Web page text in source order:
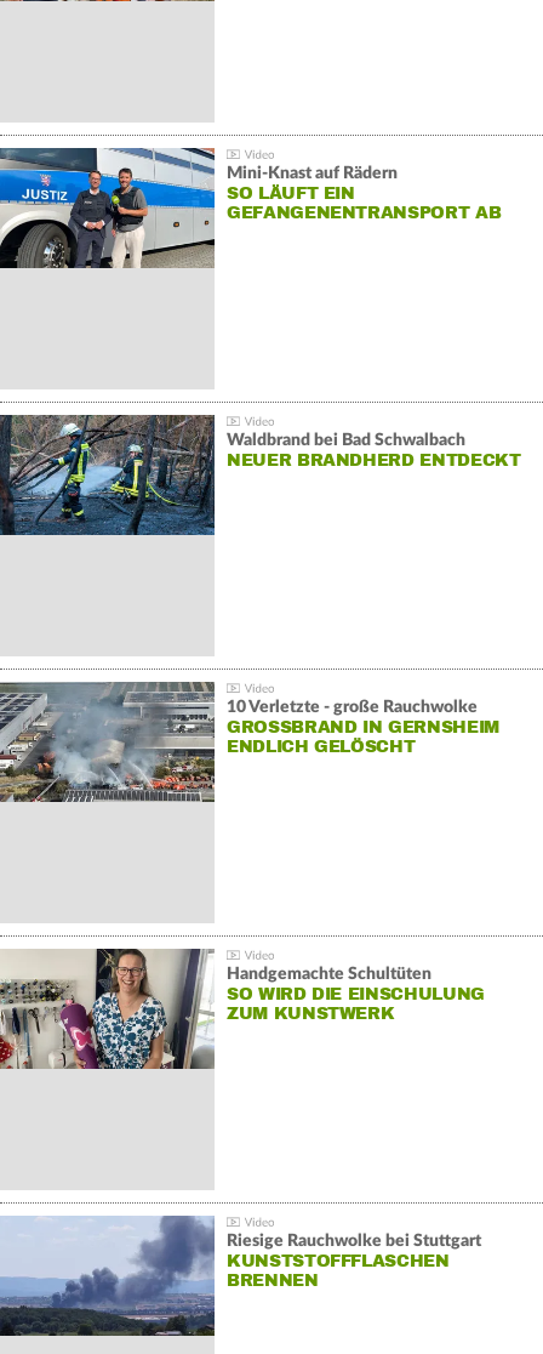
Mini-Knast auf Rädern
SO LÄUFT EIN
GEFANGENENTRANSPORT AB
Waldbrand bei Bad Schwalbach
NEUER BRANDHERD ENTDECKT
10 Verletzte - große Rauchwolke
GROSSBRAND IN GERNSHEIM E
NDLICH GELÖSCHT
Handgemachte Schultüten
SO WIRD DIE EINSCHULUNG
ZUM KUNSTWERK
Riesige Rauchwolke bei Stuttgart
KUNSTSTOFFFLASCHEN
BRENNEN